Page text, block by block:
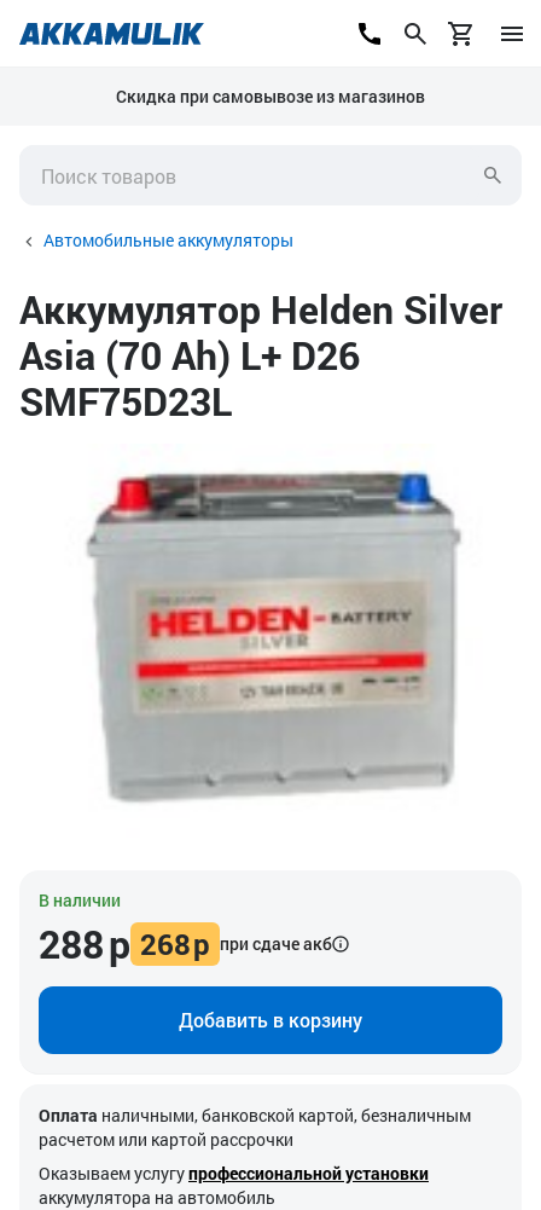
Скидка при самовывозе из магазинов
Автомобильные аккумуляторы
Аккумулятор Helden Silver
Asia (70 Ah) L+ D26
SMF75D23L
В наличии
288р 268р при сдаче акб
Добавить в корзину
Оплата наличными, банковской картой, безналичным
расчетом или картой рассрочки
Оказываем услугупрофессиональной установки
аккумулятора на автомобиль